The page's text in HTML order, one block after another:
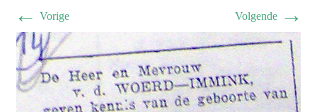
← Vorige Volgende →